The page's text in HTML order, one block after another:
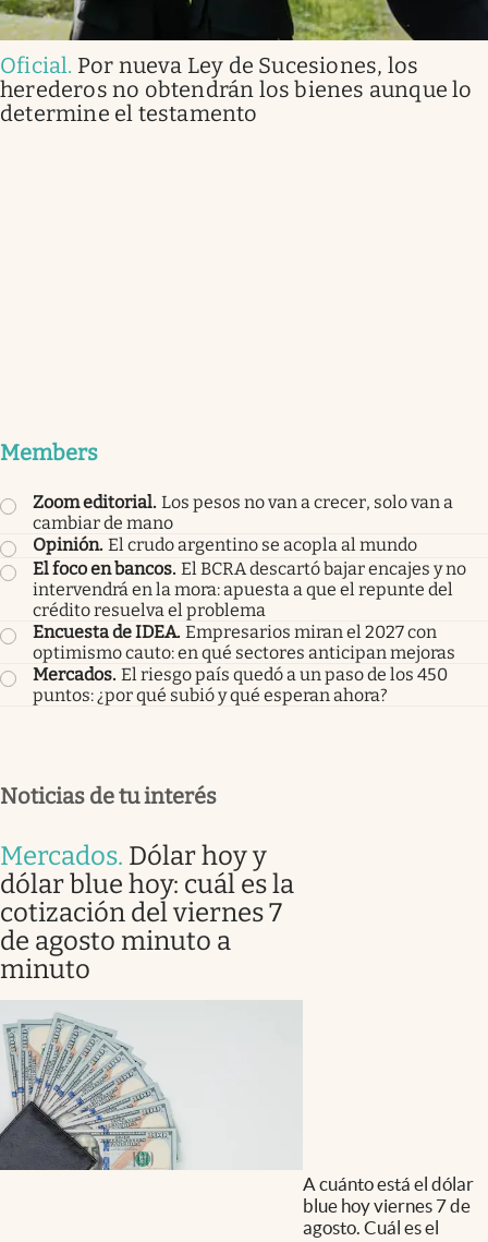
Oficial. Por nueva Ley de Sucesiones, los
herederos no obtendrán los bienes aunque lo
determine el testamento
Members
Zoom editorial. Los pesos no van a crecer, solo van a
cambiar de mano
Opinión. El crudo argentino se acopla al mundo
El foco en bancos. El BCRA descartó bajar encajes y no
intervendrá en la mora: apuesta a que el repunte del
crédito resuelva el problema
Encuesta de IDEA. Empresarios miran el 2027 con
optimismo cauto: en qué sectores anticipan mejoras
Mercados. El riesgo país quedó a un paso de los 450
puntos: ¿por qué subió y qué esperan ahora?
Noticias de tu interés
Mercados. Dólar hoy y
dólar blue hoy: cuál es la
cotización del viernes 7
de agosto minuto a
minuto
A cuánto está el dólar
blue hoy viernes 7 de
agosto. Cuál es el